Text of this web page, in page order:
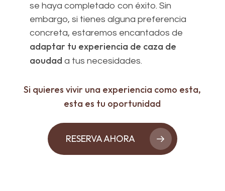
se haya completado con éxito. Sin
embargo, si tienes alguna preferencia
concreta, estaremos encantados de
adaptar tu experiencia de caza de
aoudad a tus necesidades.
Si quieres vivir una experiencia como esta,
esta es tu oportunidad
RESERVA AHORA